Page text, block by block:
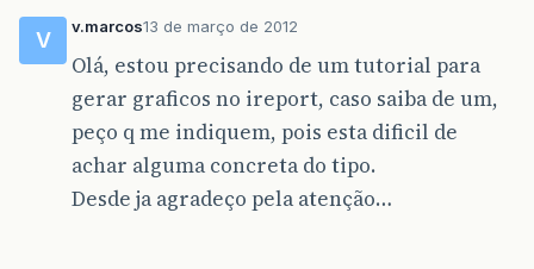
V
v.marcos13 de março de 2012
Olá, estou precisando de um tutorial para
gerar graficos no ireport, caso saiba de um,
peço q me indiquem, pois esta dificil de
achar alguma concreta do tipo.
Desde ja agradeço pela atenção…